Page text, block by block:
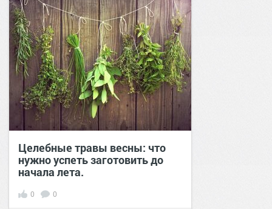
Целебные травы весны: что
нужно успеть заготовить до
начала лета.
0 0